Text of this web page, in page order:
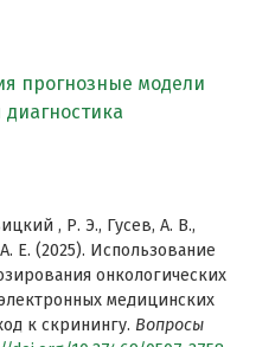
прогнозные модели
диагностика
, Р. Э., Гусев, А. В.,
Е. (2025). Использование
онкологических
медицинских
к скринингу. Вопросы